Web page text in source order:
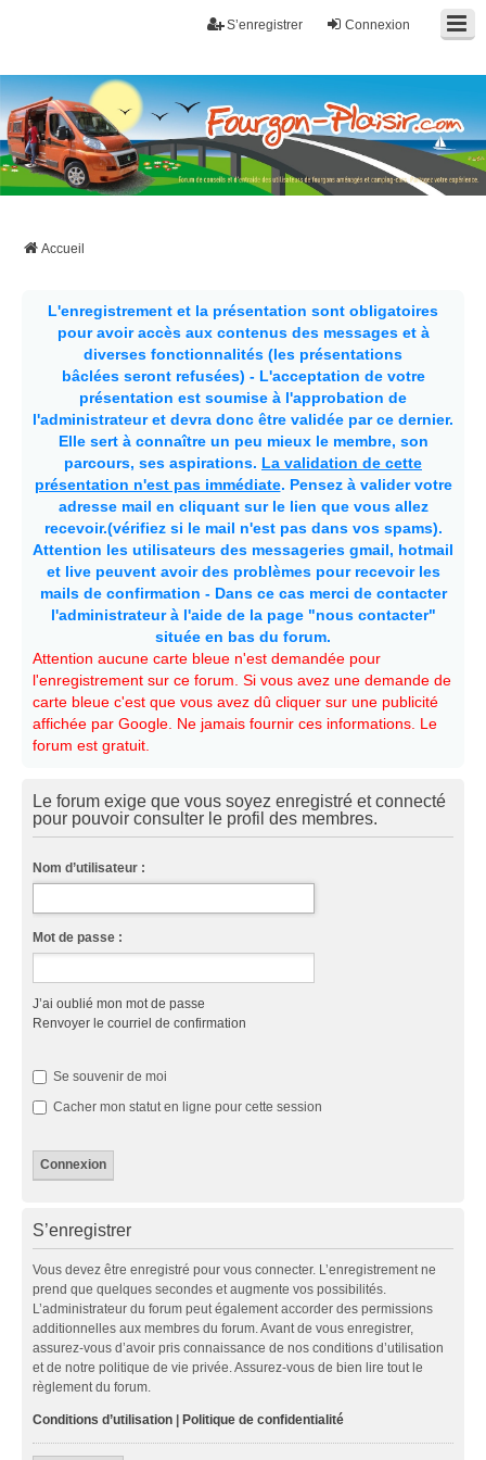
Connexion
S’enregistrer
Fourgon-plaisir.com
Forum de conseils et d'entraide des utilisateurs de fourgons, fourgons
aménagés, vans et de camping-car. Partagez votre expérience.
Accueil
L'enregistrement et la présentation sont obligatoires
pour avoir accès aux contenus des messages et à
diverses fonctionnalités (les présentations
bâclées seront refusées) - L'acceptation de votre
présentation est soumise à l'approbation de
l'administrateur et devra donc être validée par ce dernier.
Elle sert à connaître un peu mieux le membre, son
parcours, ses aspirations. La validation de cette
présentation n'est pas immédiate. Pensez à valider votre
adresse mail en cliquant sur le lien que vous allez
recevoir.(vérifiez si le mail n'est pas dans vos spams).
Attention les utilisateurs des messageries gmail, hotmail
et live peuvent avoir des problèmes pour recevoir les
mails de confirmation - Dans ce cas merci de contacter
l'administrateur à l'aide de la page "nous contacter"
située en bas du forum.
Attention aucune carte bleue n'est demandée pour
l'enregistrement sur ce forum. Si vous avez une demande de
carte bleue c'est que vous avez dû cliquer sur une publicité
affichée par Google. Ne jamais fournir ces informations. Le
forum est gratuit.
Le forum exige que vous soyez enregistré et connecté
pour pouvoir consulter le profil des membres.
Nom d’utilisateur :
Mot de passe :
J’ai oublié mon mot de passe
Renvoyer le courriel de confirmation
Se souvenir de moi
Cacher mon statut en ligne pour cette session
S’enregistrer
Vous devez être enregistré pour vous connecter. L’enregistrement ne
prend que quelques secondes et augmente vos possibilités.
L’administrateur du forum peut également accorder des permissions
additionnelles aux membres du forum. Avant de vous enregistrer,
assurez-vous d’avoir pris connaissance de nos conditions d’utilisation
et de notre politique de vie privée. Assurez-vous de bien lire tout le
règlement du forum.
Conditions d’utilisation Politique de confidentialité